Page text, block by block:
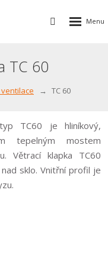
Vyhledávání
Rozbalení
TC 60
TC 60
TC60 je hliníkový,
tepelným mostem
Větrací klapka TC60
sklo. Vnitřní profil je